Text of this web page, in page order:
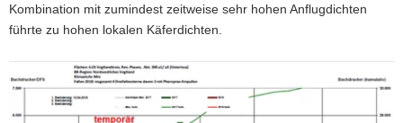
Kombination mit zumindest zeitweise sehr hohen Anflugdichten
führte zu hohen lokalen Käferdichten.